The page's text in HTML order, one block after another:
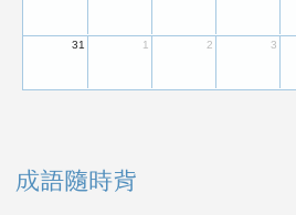
31 1 2 3
成語隨時背